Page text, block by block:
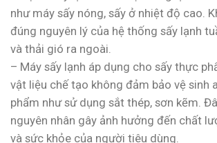
như máy sấy nóng, sấy ở nhiệt độ cao.
đúng nguyên lý của hệ thống sấy lạnh
và thải gió ra ngoài.
– Máy sấy lạnh áp dụng cho sấy thực
vật liệu chế tạo không đảm bảo vệ sinh
phẩm như sử dụng sắt thép, sơn kẽm.
nguyên nhân gây ảnh hưởng đến chất
và sức khỏe của người tiêu dùng.